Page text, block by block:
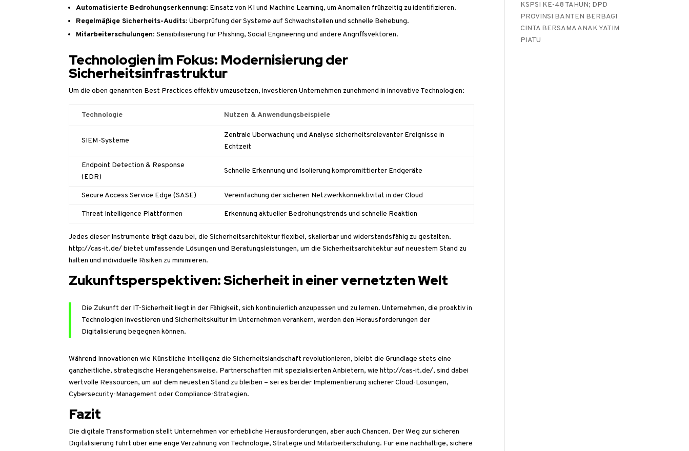
Automatisierte Bedrohungserkennung: Einsatz von KI und Machine Learning, um Anomalien frühzeitig zu identifizieren.
Regelmäßige Sicherheits-Audits: Überprüfung der Systeme auf Schwachstellen und schnelle Behebung.
Mitarbeiterschulungen: Sensibilisierung für Phishing, Social Engineering und andere Angriffsvektoren.
Technologien im Fokus: Modernisierung der
Sicherheitsinfrastruktur
Um die oben genannten Best Practices effektiv umzusetzen, investieren Unternehmen zunehmend in innovative Technologien:
Technologie Nutzen & Anwendungsbeispiele
SIEM-Systeme
Zentrale Überwachung und Analyse sicherheitsrelevanter Ereignisse in
Echtzeit
Endpoint Detection & Response
(EDR)
Schnelle Erkennung und Isolierung kompromittierter Endgeräte
Secure Access Service Edge (SASE) Vereinfachung der sicheren Netzwerkkonnektivität in der Cloud
Threat Intelligence Plattformen Erkennung aktueller Bedrohungstrends und schnelle Reaktion
Jedes dieser Instrumente trägt dazu bei, die Sicherheitsarchitektur flexibel, skalierbar und widerstandsfähig zu gestalten.
http://cas-it.de/bietet umfassende Lösungen und Beratungsleistungen, um die Sicherheitsarchitektur auf neuestem Stand zu
halten und individuelle Risiken zu minimieren.
Zukunftsperspektiven: Sicherheit in einer vernetzten Welt
Die Zukunft der IT-Sicherheit liegt in der Fähigkeit, sich kontinuierlich anzupassen und zu lernen. Unternehmen, die proaktiv in
Technologien investieren und Sicherheitskultur im Unternehmen verankern, werden den Herausforderungen der
Digitalisierung begegnen können.
Während Innovationen wie Künstliche Intelligenz die Sicherheitslandschaft revolutionieren, bleibt die Grundlage stets eine
ganzheitliche, strategische Herangehensweise. Partnerschaften mit spezialisierten Anbietern, wie http://cas-it.de/, sind dabei
wertvolle Ressourcen, um auf dem neuesten Stand zu bleiben – sei es bei der Implementierung sicherer Cloud-Lösungen,
Cybersecurity-Management oder Compliance-Strategien.
Fazit
Die digitale Transformation stellt Unternehmen vor erhebliche Herausforderungen, aber auch Chancen. Der Weg zur sicheren
Digitalisierung führt über eine enge Verzahnung von Technologie, Strategie und Mitarbeiterschulung. Für eine nachhaltige, sichere
KSPSI KE-48 TAHUN; DPD
PROVINSI BANTEN BERBAGI
CINTA BERSAMA ANAK YATIM
PIATU